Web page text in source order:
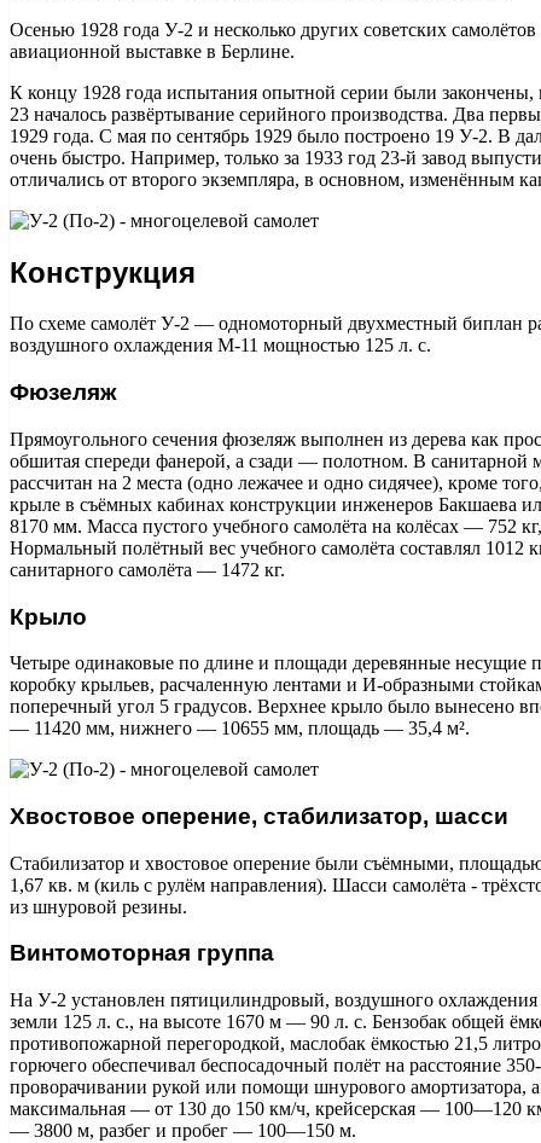
Осенью 1928 года У-2 и несколько других советских
авиационной выставке в Берлине.
К концу 1928 года испытания опытной серии были закончены,
23 началось развёртывание серийного производства. Два
1929 года. С мая по сентябрь 1929 было построено 19 У-2. В
очень быстро. Например, только за 1933 год 23-й завод
отличались от второго экземпляра, в основном, изменённым
Конструкция
По схеме самолёт У-2 — одномоторный двухместный биплан
воздушного охлаждения М-11 мощностью 125 л. с.
Фюзеляж
Прямоугольного сечения фюзеляж выполнен из дерева как
обшитая спереди фанерой, а сзади — полотном. В
рассчитан на 2 места (одно лежачее и одно сидячее), кроме
крыле в съёмных кабинах конструкции инженеров Бакшаева
8170 мм. Масса пустого учебного самолёта на колёсах — 752
Нормальный полётный вес учебного самолёта составлял 1012
санитарного самолёта — 1472 кг.
Крыло
Четыре одинаковые по длине и площади деревянные несущие
коробку крыльев, расчаленную лентами и И-образными
поперечный угол 5 градусов. Верхнее крыло было вынесено
— 11420 мм, нижнего — 10655 мм, площадь — 35,4 м².
Хвостовое оперение, стабилизатор, шасси
Стабилизатор и хвостовое оперение были съёмными,
1,67 кв. м (киль с рулём направления). Шасси самолёта -
из шнуровой резины.
Винтомоторная группа
На У-2 установлен пятицилиндровый, воздушного
земли 125 л. с., на высоте 1670 м — 90 л. с. Бензобак общей
противопожарной перегородкой, маслобак ёмкостью 21,5
горючего обеспечивал беспосадочный полёт на расстояние
проворачивании рукой или помощи шнурового амортизатора, а
максимальная — от 130 до 150 км/ч, крейсерская — 100—120
— 3800 м, разбег и пробег — 100—150 м.